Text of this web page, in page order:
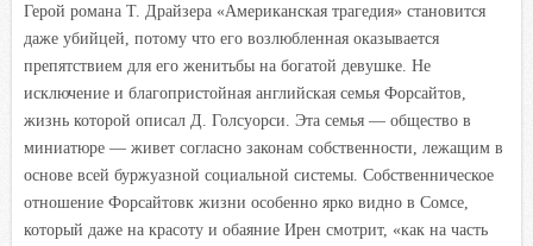
Герой романа Т. Драйзера «Американская трагедия» становится
даже убийцей, потому что его возлюбленная оказывается
препятствием для его женитьбы на богатой девушке. Не
исключение и благопристойная английская семья Форсайтов,
жизнь которой описал Д. Голсуорси. Эта семья — общество в
миниатюре — живет согласно законам собственности, лежащим в
основе всей буржуазной социальной системы. Собственническое
отношение Форсайтовк жизни особенно ярко видно в Сомсе,
который даже на красоту и обаяние Ирен смотрит, «как на часть